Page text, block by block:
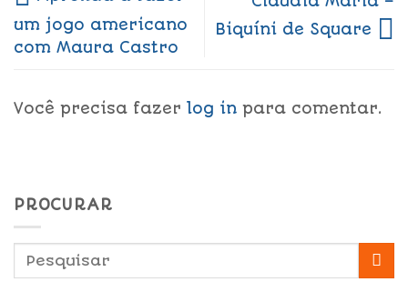
um jogo americano
com Maura Castro
Biquíni de Square
Você precisa fazer log in para comentar.
PROCURAR